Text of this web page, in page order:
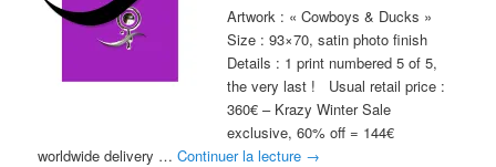
Artwork : « Cowboys & Ducks »
Size : 93×70, satin photo finish
Details : 1 print numbered 5 of 5,
the very last ! Usual retail price :
360€ – Krazy Winter Sale
exclusive, 60% off = 144€
worldwide delivery …Continuer la lecture →